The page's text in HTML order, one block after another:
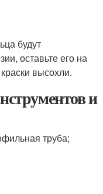
будут
оставьте его на
высохли.
и
труба;